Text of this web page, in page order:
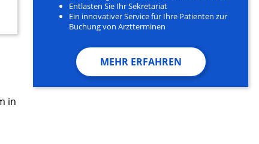
Entlasten Sie Ihr Sekretariat
Ein innovativer Service für Ihre Patienten zur
Buchung von Arztterminen
MEHR ERFAHREN
in